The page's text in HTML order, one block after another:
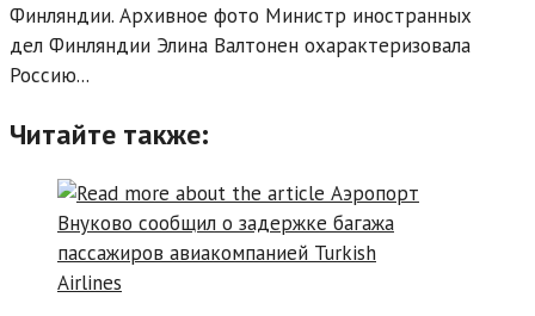
Финляндии. Архивное фото Министр иностранных
дел Финляндии Элина Валтонен охарактеризовала
Россию...
Читайте также: